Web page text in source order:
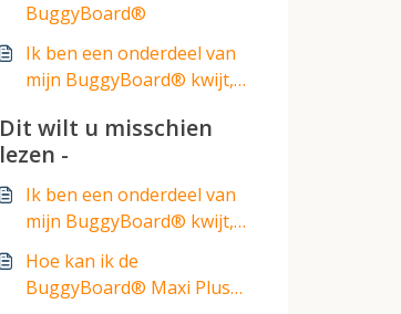
BuggyBoard®
Ik ben een onderdeel van
mijn BuggyBoard® kwijt,
krijgen?
Dit wilt u misschien
lezen -
Ik ben een onderdeel van
mijn BuggyBoard® kwijt,
krijgen?
Hoe kan ik de
BuggyBoard® Maxi Plus